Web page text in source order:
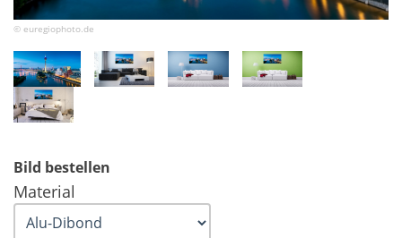
© euregiophoto.de
Bild bestellen
Material